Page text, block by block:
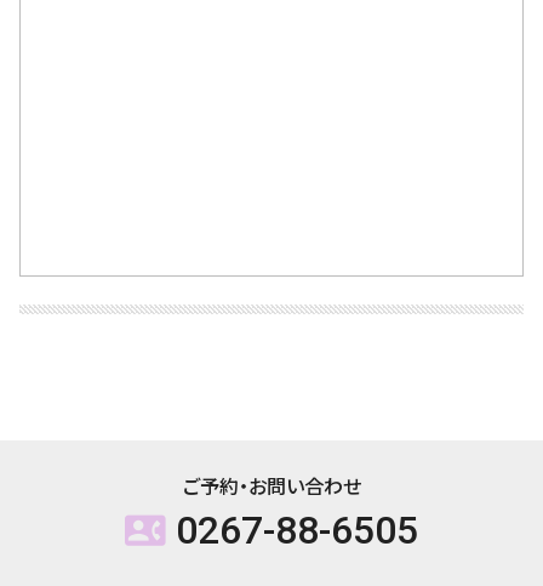
ご予約・お問い合わせ
contact_phone 0267-88-6505